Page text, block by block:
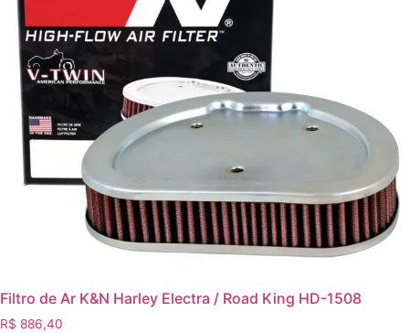
Filtro de Ar K&N Harley Electra / Road King HD-1508
R$ 886,40